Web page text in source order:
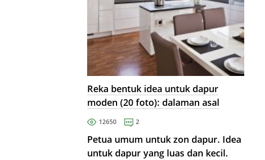
Reka bentuk idea untuk dapur
moden (20 foto): dalaman asal
12650 2
Petua umum untuk zon dapur. Idea
untuk dapur yang luas dan kecil.